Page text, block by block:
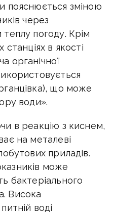
пояснюється зміною
через
погоду. Крім
в якості
органічної
що може
води».
в реакцію з киснем,
на металеві
приладів.
може
бактеріального
Висока
воді